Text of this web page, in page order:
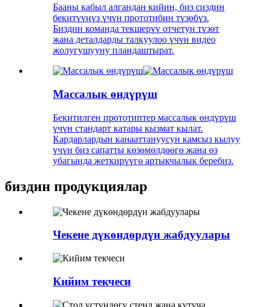
Бааны кабыл алгандан кийин, биз сиздин
бекитүүңүз үчүн прототибин түзөбүз.
Биздин команда текшерүү отчетун түзөт
жана деталдарды талкуулоо үчүн видео
жолугушууну пландаштырат.
Массалык өндүрүш
Бекитилген прототиптер массалык өндүрүш
үчүн стандарт катары кызмат кылат.
Кардарлардын канааттануусун камсыз кылуу
үчүн биз сапатты көзөмөлдөөгө жана өз
убагында жеткирүүгө артыкчылык беребиз.
биздин продукциялар
Чекене дүкөндөрдүн жабдуулары
Кийим текчеси